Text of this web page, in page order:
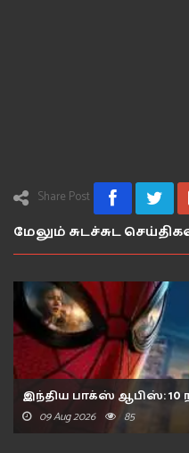
Share Post
மேலும் சுடச்சுட
இந்திய பாக்ஸ் ஆபிஸ்:
09 Aug 2026 85